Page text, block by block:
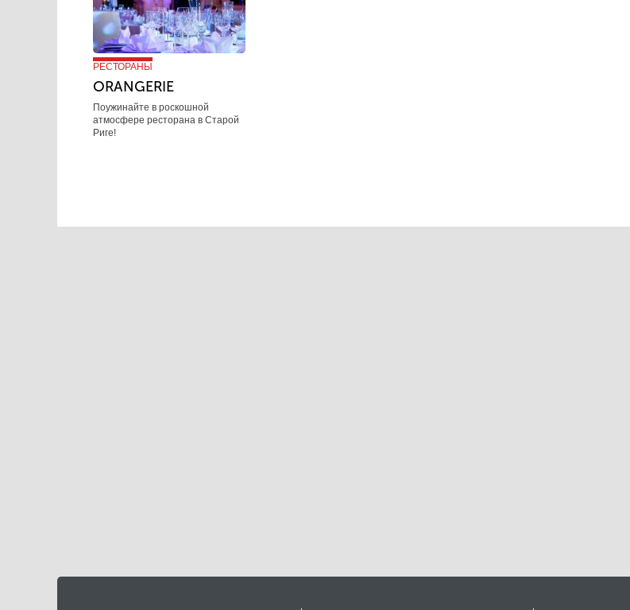
РЕСТОРАНЫ
ORANGERIE
Поужинайте в роскошной
атмосфере ресторана в Старой
Риге!